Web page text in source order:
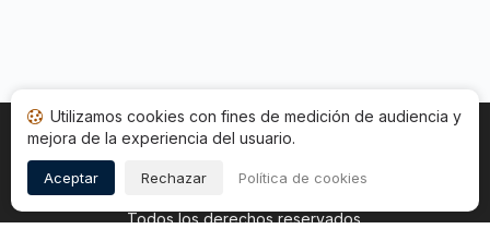
Inicio Estado opiniones Categorías
Copyright © 2026
Todos los derechos reservados.
Utilizamos cookies con fines de medición de audiencia y
mejora de la experiencia del usuario.
Aceptar Rechazar Política de cookies